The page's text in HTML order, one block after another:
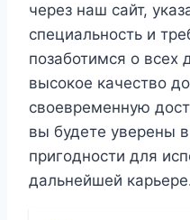
через наш сайт,
специальность и
позаботимся о всех
высокое качество
своевременную
вы будете уверены
пригодности для
дальнейшей